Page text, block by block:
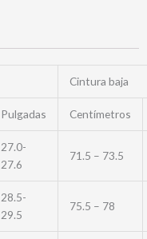
Cintura baja
Pulgadas Centímetros
27.0-
27.6
71.5 – 73.5
28.5-
29.5
75.5 – 78